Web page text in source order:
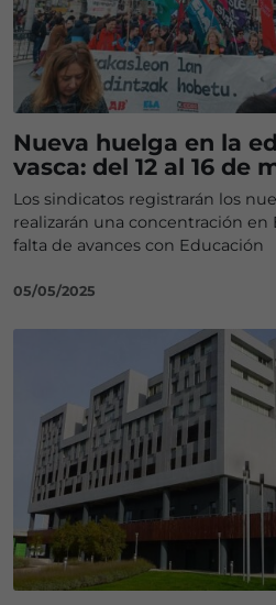
Nueva huelga en la
vasca: del 12 al 16 de
Los sindicatos registrarán los
realizarán una concentración en
falta de avances con Educación
05/05/2025